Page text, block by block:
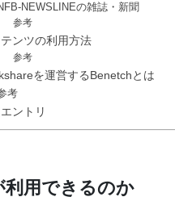
NEWSLINEの雑誌・新聞
参考
ンツの利用方法
参考
を運営するBenetchとは
考
ントリ
利用できるのか